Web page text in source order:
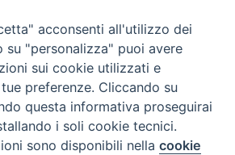
Preferenze Cookie
acconsenti all'utilizzo dei
su "personalizza" puoi avere
sui cookie utilizzati e
preferenze. Cliccando su
questa informativa proseguirai
i soli cookie tecnici.
sono disponibili nellacookie